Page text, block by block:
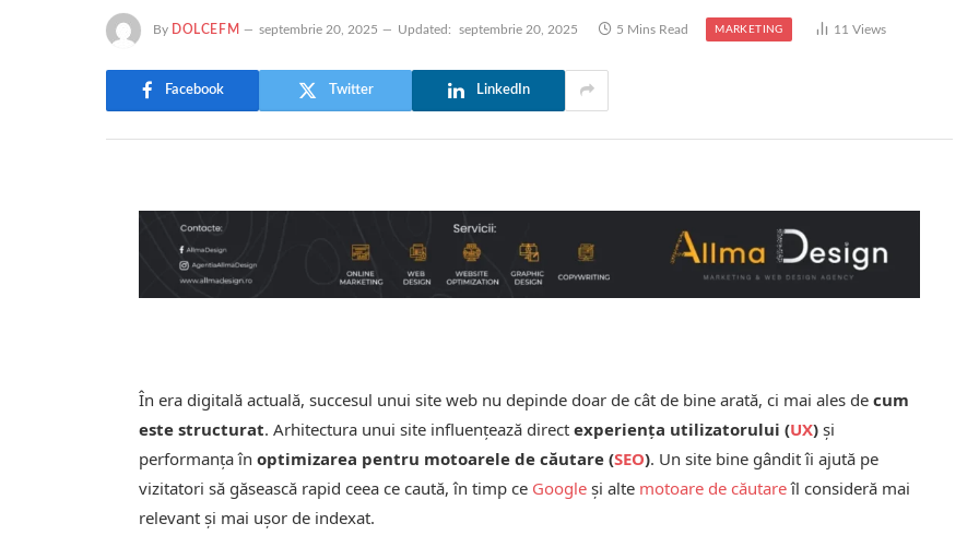
By DOLCEFM septembrie 20, 2025 Updated: septembrie 20, 2025 5 Mins Read MARKETING 11 Views
Facebook Twitter LinkedIn
În era digitală actuală, succesul unui site web nu depinde doar de cât de bine arată, ci mai ales decum
este structurat. Arhitectura unui site influenţează directexperienţa utilizatorului (UX) şi
performanţa înoptimizarea pentru motoarele de căutare (SEO). Un site bine gândit îi ajută pe
vizitatori să găsească rapid ceea ce caută, în timp ce Google și alte motoare de căutareîl consideră mai
relevant și mai ușor de indexat.